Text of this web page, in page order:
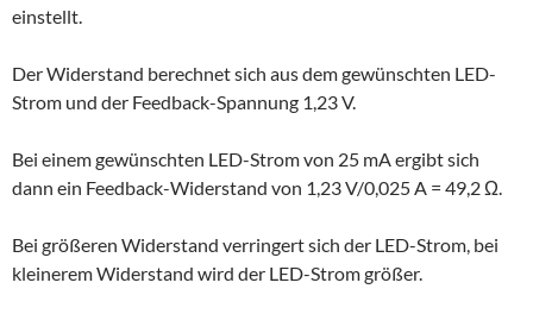
einstellt.
Der Widerstand berechnet sich aus dem gewünschten LED-
Strom und der Feedback-Spannung 1,23 V.
Bei einem gewünschten LED-Strom von 25 mA ergibt sich
dann ein Feedback-Widerstand von 1,23 V/0,025 A = 49,2 Ω.
Bei größeren Widerstand verringert sich der LED-Strom, bei
kleinerem Widerstand wird der LED-Strom größer.